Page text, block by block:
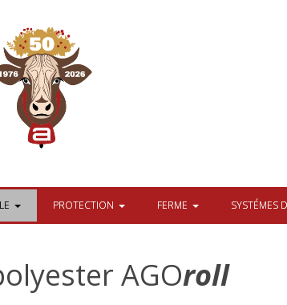
PROTECTION FERME SYSTÉMES
AGOroll